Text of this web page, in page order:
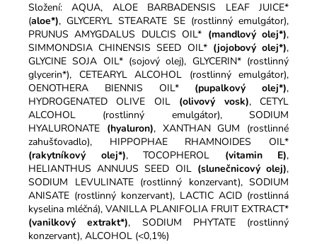
Složení: AQUA, ALOE BARBADENSIS LEAF JUICE*
(aloe*), GLYCERYL STEARATE SE (rostlinný emulgátor),
PRUNUS AMYGDALUS DULCIS OIL* (mandlový olej*),
SIMMONDSIA CHINENSIS SEED OIL* (jojobový olej*),
GLYCINE SOJA OIL* (sojový olej), GLYCERIN* (rostlinný
glycerin*), CETEARYL ALCOHOL (rostlinný emulgátor),
OENOTHERA BIENNIS OIL* (pupalkový olej*),
HYDROGENATED OLIVE OIL (olivový vosk), CETYL
ALCOHOL (rostlinný emulgátor), SODIUM
HYALURONATE (hyaluron), XANTHAN GUM (rostlinné
zahušťovadlo), HIPPOPHAE RHAMNOIDES OIL*
(rakytníkový olej*), TOCOPHEROL (vitamin E),
HELIANTHUS ANNUUS SEED OIL (slunečnicový olej),
SODIUM LEVULINATE (rostlinný konzervant), SODIUM
ANISATE (rostlinný konzervant), LACTIC ACID (rostlinná
kyselina mléčná), VANILLA PLANIFOLIA FRUIT EXTRACT*
(vanilkový extrakt*), SODIUM PHYTATE (rostlinný
konzervant), ALCOHOL (<0,1%)